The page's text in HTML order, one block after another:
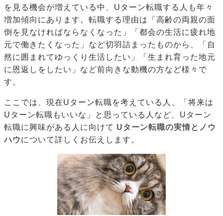
を見る機会が増えている中、Uターン転職する人も年々
増加傾向にあります。転職する理由は「高齢の両親の面
倒を見なければならなくなった」「都会の生活に疲れ地
元で働きたくなった」など切羽詰まったものから、「自
然に囲まれてゆっくり生活したい」「生まれ育った地元
に恩返しをしたい」など前向きな動機の方など様々で
す。
ここでは、現在Uターン転職を考えている人、「将来は
Uターン転職もいいな」と思っている人など、Uターン
転職に興味がある人に向けて Uターン転職の実情とノウ
ハウについて詳しくお伝えします。